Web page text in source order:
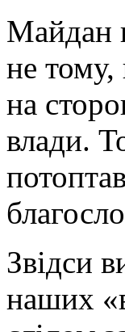
Майдан
не тому,
на
влади.
Звідси
наших